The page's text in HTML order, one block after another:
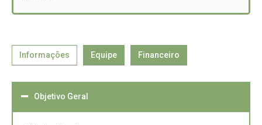
Informações Equipe Financeiro
Objetivo Geral